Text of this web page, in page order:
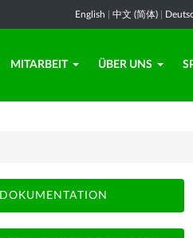
English 中文 (简体)
MITARBEIT ÜBER UNS
DOKUMENTATION